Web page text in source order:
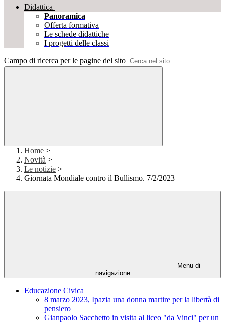
Didattica
Panoramica
Offerta formativa
Le schede didattiche
I progetti delle classi
Campo di ricerca per le pagine del sito
Home >
Novità >
Le notizie >
Giornata Mondiale contro il Bullismo. 7/2/2023
Menu di
navigazione
Educazione Civica
8 marzo 2023, Ipazia una donna martire per la libertà di
pensiero
Gianpaolo Sacchetto in visita al liceo "da Vinci" per un